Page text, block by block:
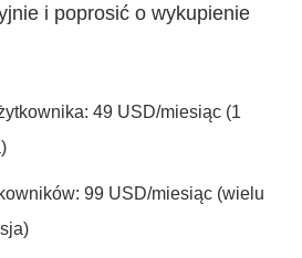
i poprosić o wykupienie
49 USD/miesiąc (1
99 USD/miesiąc (wielu